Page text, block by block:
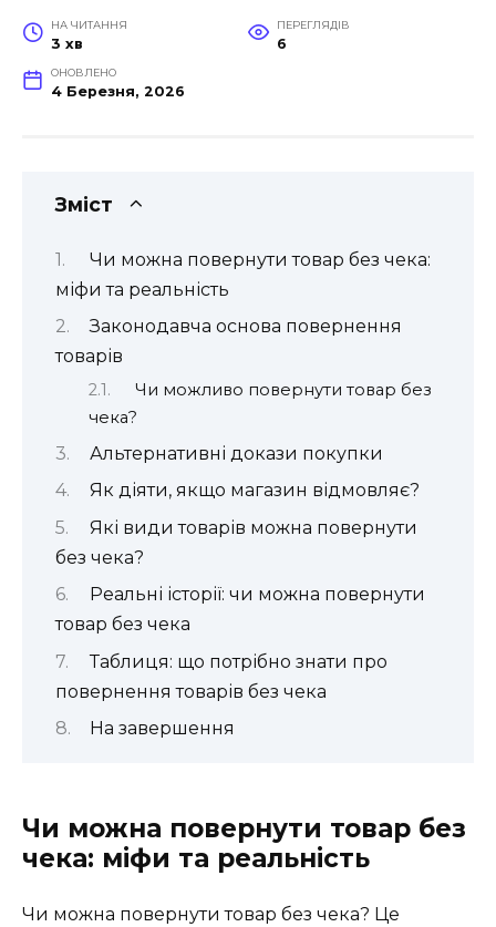
НА ЧИТАННЯ
3 хв
ПЕРЕГЛЯДІВ
6
ОНОВЛЕНО
4 Березня, 2026
Зміст
Чи можна повернути товар без чека:
міфи та реальність
Законодавча основа повернення
товарів
Чи можливо повернути товар без
чека?
Альтернативні докази покупки
Як діяти, якщо магазин відмовляє?
Які види товарів можна повернути
без чека?
Реальні історії: чи можна повернути
товар без чека
Таблиця: що потрібно знати про
повернення товарів без чека
На завершення
Чи можна повернути товар без
чека: міфи та реальність
Чи можна повернути товар без чека? Це